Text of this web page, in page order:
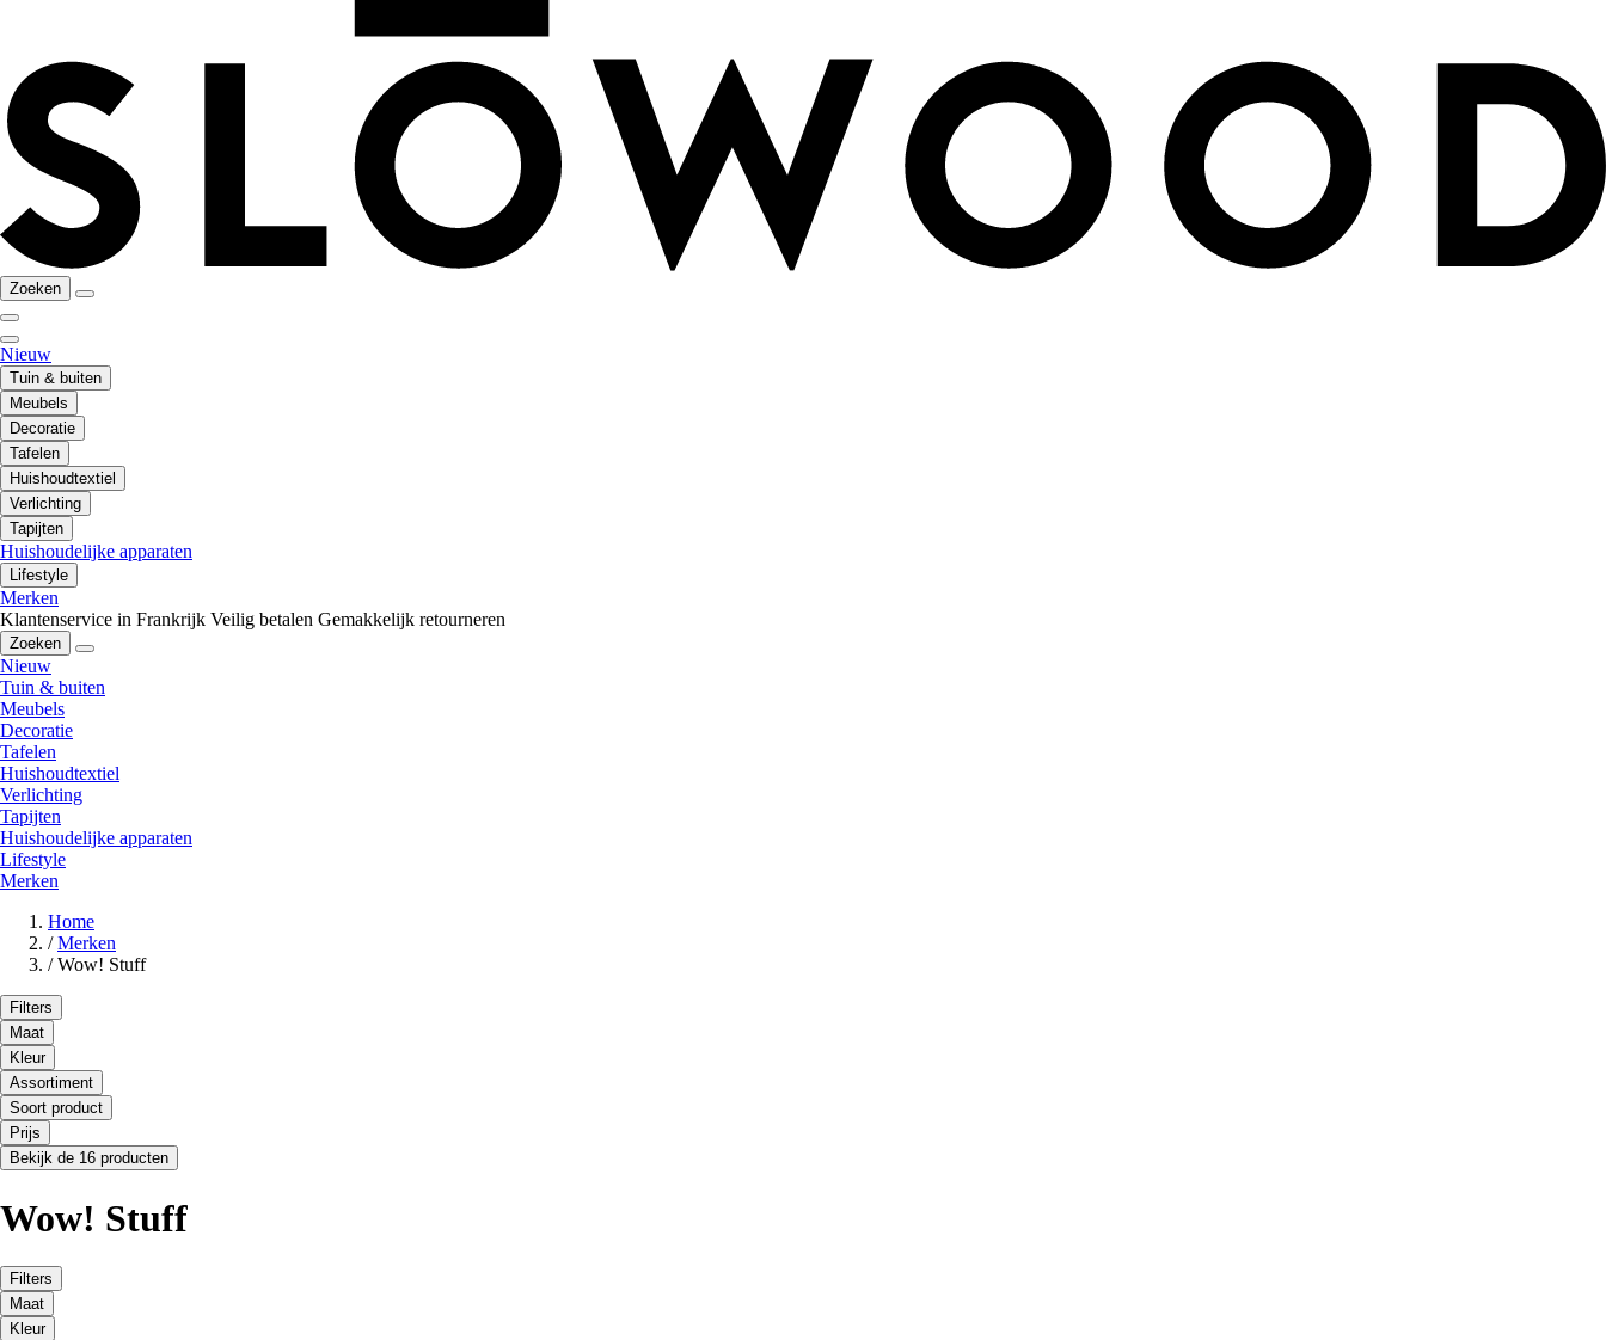
Zoeken
Nieuw
Tuin & buiten
Meubels
Decoratie
Tafelen
Huishoudtextiel
Verlichting
Tapijten
Huishoudelijke apparaten
Lifestyle
Merken
Klantenservice in Frankrijk Veilig betalen Gemakkelijk retourneren
Zoeken
Nieuw
Tuin & buiten
Meubels
Decoratie
Tafelen
Huishoudtextiel
Verlichting
Tapijten
Huishoudelijke apparaten
Lifestyle
Merken
Home
/ Merken
/ Wow! Stuff
Filters
Maat
Kleur
Assortiment
Soort product
Prijs
Bekijk de 16 producten
Wow! Stuff
Filters
Maat
Kleur